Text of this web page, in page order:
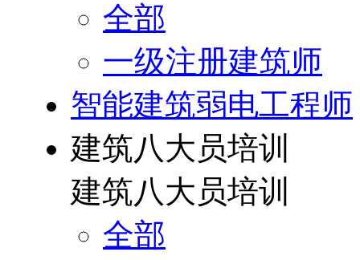
全部
一级注册建筑师
智能建筑弱电工程师
建筑八大员培训
建筑八大员培训
全部